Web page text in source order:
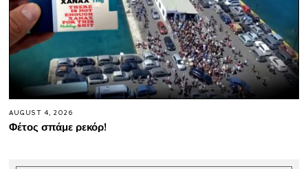
AUGUST 4, 2026
Φέτος σπάμε ρεκόρ!